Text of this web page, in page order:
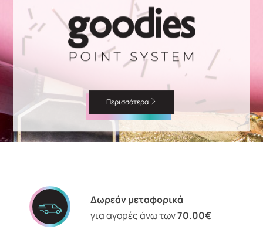
Περισσότερα
Δωρεάν μεταφορικά
για αγορές άνω των70.00€